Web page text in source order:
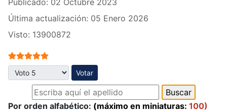
Publicado: 02 Octubre 2023
Última actualización: 05 Enero 2026
Visto: 13900872
Ratio:5/5
Por favor, vote
Por orden alfabético: (máximo en miniaturas: 100)